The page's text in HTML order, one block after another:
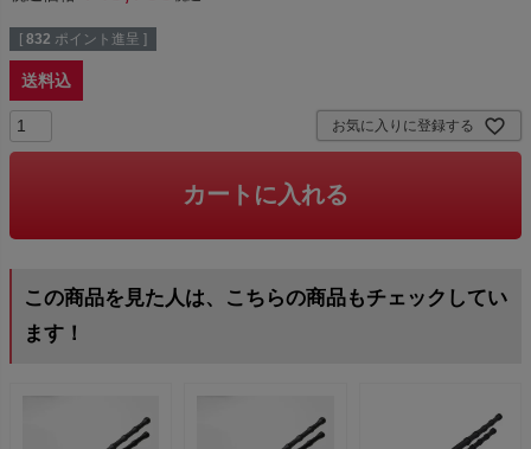
[ 832 ポイント進呈 ]
送料込
お気に入りに登録する
カートに入れる
この商品を見た人は、こちらの商品もチェックしてい
ます！